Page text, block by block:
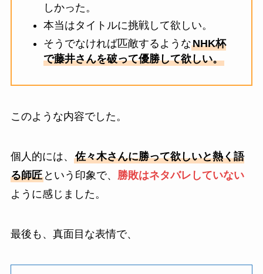
しかった。
本当はタイトルに挑戦して欲しい。
そうでなければ匹敵するようなNHK杯
で藤井さんを破って優勝して欲しい。
このような内容でした。
個人的には、 佐々木さんに勝って欲しいと熱く語
る師匠という印象で、 勝敗はネタバレしていない
ように感じました。
最後も、真面目な表情で、